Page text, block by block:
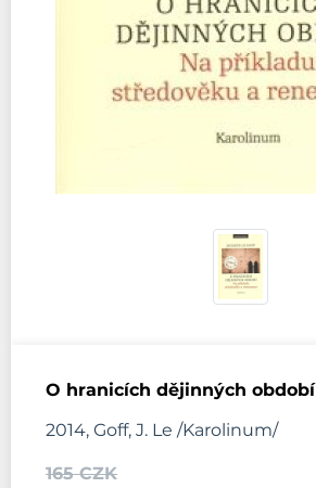
O hranicích dějinných období
2014, Goff, J. Le /Karolinum/
165 CZK